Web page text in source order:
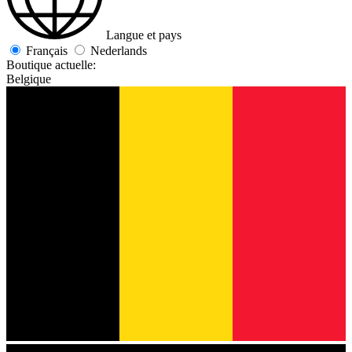
Langue et pays
Français
Nederlands
Boutique actuelle:
Belgique